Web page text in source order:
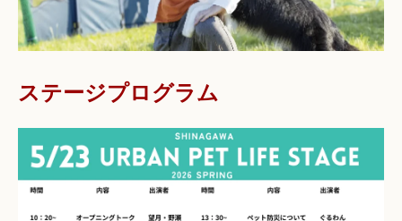
ステージプログラム